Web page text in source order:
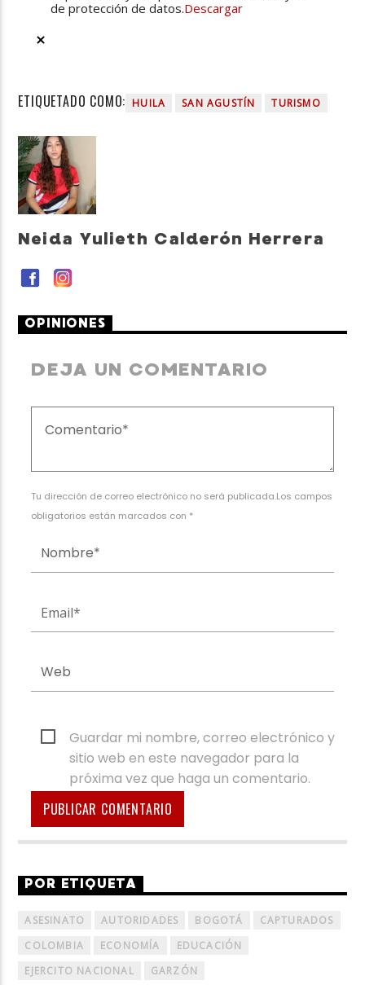
de protección de datos.Descargar
ETIQUETADO COMO: HUILA SAN AGUSTÍN TURISMO
Neida Yulieth Calderón Herrera
OPINIONES
DEJA UN COMENTARIO
Tu dirección de correo electrónico no será publicada.Los campos
obligatorios están marcados con *
Guardar mi nombre, correo electrónico y
sitio web en este navegador para la
próxima vez que haga un comentario.
POR ETIQUETA
ASESINATO AUTORIDADES BOGOTÁ
CAPTURADOS
COLOMBIA
ECONOMÍA
EDUCACIÓN
EJERCITO NACIONAL
GARZÓN